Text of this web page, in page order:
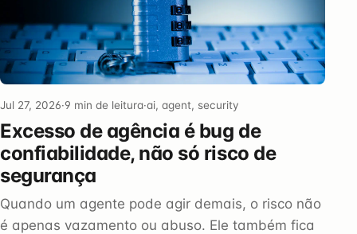
Jul 27, 2026·9 min de leitura·ai, agent, security
Excesso de agência é bug de
confiabilidade, não só risco de
segurança
Quando um agente pode agir demais, o risco não
é apenas vazamento ou abuso. Ele também fica